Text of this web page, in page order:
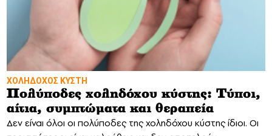
ΧΟΛΗΔΟΧΟΣ ΚΥΣΤΗ
Πολύποδες χοληδόχου κύστης: Τύποι,
αίτια, συμπτώματα και θεραπεία
Δεν είναι όλοι οι πολύποδες της χοληδόχου κύστης ίδιοι. Οι